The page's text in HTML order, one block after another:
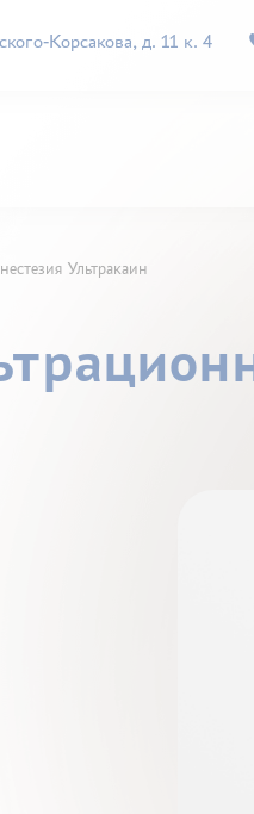
Корсакова, д. 11 к. 4
Ультракаин